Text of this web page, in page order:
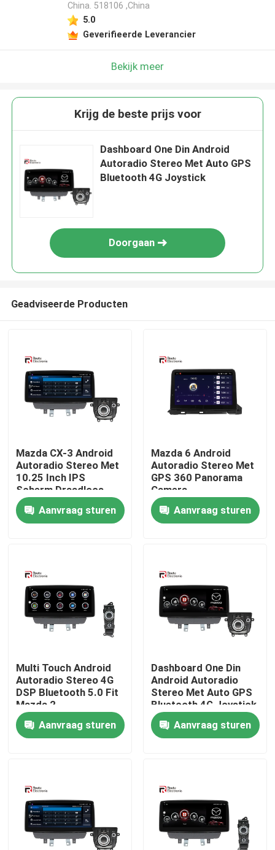
Thuis
Over ons
Fabrieksreis
Contacteer ons
nieuws
Vraag een offerte aan
Android Autoradio Stereo
China. 518106 ,China
5.0
Geverifieerde Leverancier
Bekijk meer
Krijg de beste prijs voor
Dashboard One Din Android
Autoradio Stereo Met Auto GPS
Bluetooth 4G Joystick
Doorgaan
Geadviseerde Producten
Mazda CX-3 Android
Autoradio Stereo Met
10.25 Inch IPS
Scherm Draadloos
Carplay
Aanvraag sturen
Mazda 6 Android
Autoradio Stereo Met
GPS 360 Panorama
Camera
Aanvraag sturen
Multi Touch Android
Autoradio Stereo 4G
DSP Bluetooth 5.0 Fit
Mazda 2
Aanvraag sturen
Dashboard One Din
Android Autoradio
Stereo Met Auto GPS
Bluetooth 4G Joystick
Aanvraag sturen